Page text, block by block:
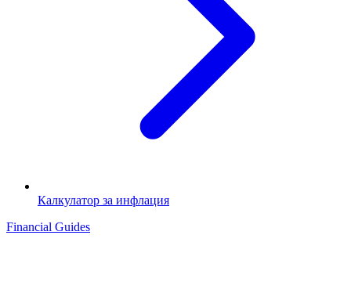
Калкулатор за инфлация
Financial Guides